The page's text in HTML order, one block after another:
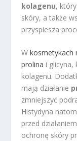
kolagenu,
skóry, a także
przyspiesza
Wkosmetykach
prolina i glicyna,
kolagenu.
mają działanie
zmniejszyć
Histydyna
przed
ochronę skóry